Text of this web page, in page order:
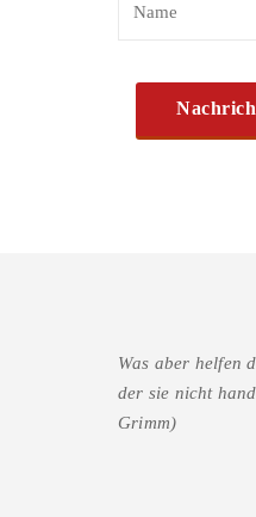
Was aber helfen
der sie nicht
Grimm)